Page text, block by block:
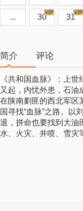
... 30 31
简介 评论
《共和国血脉》：上
又起，内忧外患，石
在陕南剿匪的西北军区
国寻找“血脉”之路。以
退，拼命也要找到大油
水、火灾、井喷、雪灾